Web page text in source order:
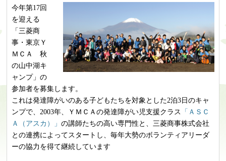
今年第17回
を迎える
「三菱商
事・東京Ｙ
ＭＣＡ 秋
の山中湖キ
ャンプ」の
参加者を募集します。
これは発達障がいのある子どもたちを対象とした2泊3日のキャ
ンプで、2003年、ＹＭＣＡの発達障がい児支援クラス
「ＡＳＣ
Ａ（アスカ）」 の講師たちの高い専門性と、三菱商事株式会社
との連携によってスタートし、毎年大勢のボランティアリーダ
ーの協力を得て継続しています